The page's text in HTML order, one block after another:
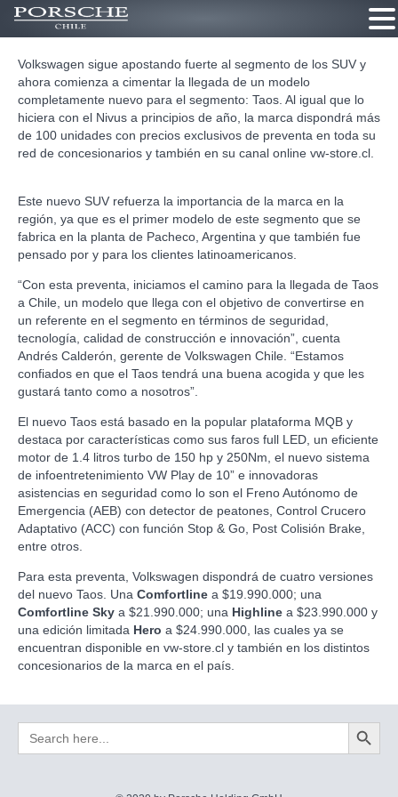
Volkswagen sigue apostando fuerte al segmento de los SUV y
ahora comienza a cimentar la llegada de un modelo
completamente nuevo para el segmento: Taos. Al igual que lo
hiciera con el Nivus a principios de año, la marca dispondrá más
de 100 unidades con precios exclusivos de preventa en toda su
red de concesionarios y también en su canal online vw-store.cl
Este nuevo SUV refuerza la importancia de la marca en la
región, ya que es el primer modelo de este segmento que se
fabrica en la planta de Pacheco, Argentina y que también fue
pensado por y para los clientes latinoamericanos.
“Con esta preventa, iniciamos el camino para la llegada de Taos
a Chile, un modelo que llega con el objetivo de convertirse en
un referente en el segmento en términos de seguridad,
tecnología, calidad de construcción e innovación”, cuenta
Andrés Calderón, gerente de Volkswagen Chile. “Estamos
confiados en que el Taos tendrá una buena acogida y que les
gustará tanto como a nosotros”.
El nuevo Taos está basado en la popular plataforma MQB y
destaca por características como sus faros full LED, un eficiente
motor de 1.4 litros turbo de 150 hp y 250Nm, el nuevo sistema
de infoentretenimiento VW Play de 10” e innovadoras
asistencias en seguridad como lo son el Freno Autónomo de
Emergencia (AEB) con detector de peatones, Control Crucero
Adaptativo (ACC) con función Stop & Go, Post Colisión Brake,
entre otros.
Para esta preventa, Volkswagen dispondrá de cuatro versiones
del nuevo Taos. Una Comfortline a $19.990.000; una
Comfortline Sky a $21.990.000; una Highline a $23.990.000 y
una edición limitada Hero a $24.990.000, las cuales ya se
encuentran disponible en vw-store.cl y también en los distintos
concesionarios de la marca en el país.
Search
for:
Search Button